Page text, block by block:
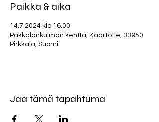
Paikka & aika
14.7.2024 klo 16.00
Pakkalankulman kenttä, Kaartotie, 33950
Pirkkala, Suomi
Jaa tämä tapahtuma